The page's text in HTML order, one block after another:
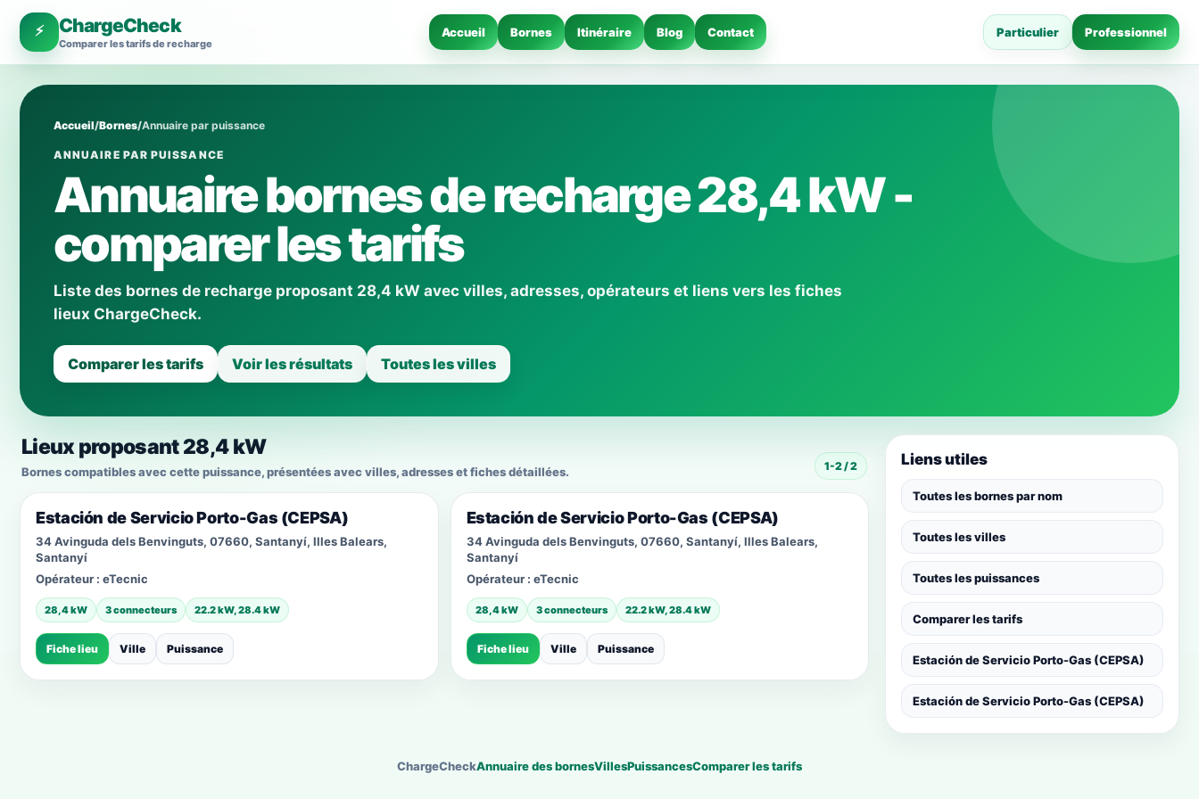
⚡ ChargeCheck
Comparer les tarifs de recharge
Accueil Bornes Itinéraire Blog Contact Particulier Professionnel
Accueil/Bornes/Annuaire par puissance
ANNUAIRE PAR PUISSANCE
Annuaire bornes de recharge 28,4 kW -
comparer les tarifs
Liste des bornes de recharge proposant 28,4 kW avec villes, adresses, opérateurs et liens vers les fiches
lieux ChargeCheck.
Comparer les tarifs Voir les résultats Toutes les villes
Lieux proposant 28,4 kW
Bornes compatibles avec cette puissance, présentées avec villes, adresses et fiches détaillées. 1-2 / 2
Estación de Servicio Porto-Gas (CEPSA)
34 Avinguda dels Benvinguts, 07660, Santanyí, Illes Balears,
Santanyí
Opérateur : eTecnic
28,4 kW 3 connecteurs 22.2 kW, 28.4 kW
Fiche lieu Ville Puissance
Estación de Servicio Porto-Gas (CEPSA)
34 Avinguda dels Benvinguts, 07660, Santanyí, Illes Balears,
Santanyí
Opérateur : eTecnic
28,4 kW 3 connecteurs 22.2 kW, 28.4 kW
Fiche lieu Ville Puissance
Liens utiles
Toutes les bornes par nom
Toutes les villes
Toutes les puissances
Comparer les tarifs
Estación de Servicio Porto-Gas (CEPSA)
Estación de Servicio Porto-Gas (CEPSA)
ChargeCheckAnnuaire des bornesVillesPuissancesComparer les tarifs